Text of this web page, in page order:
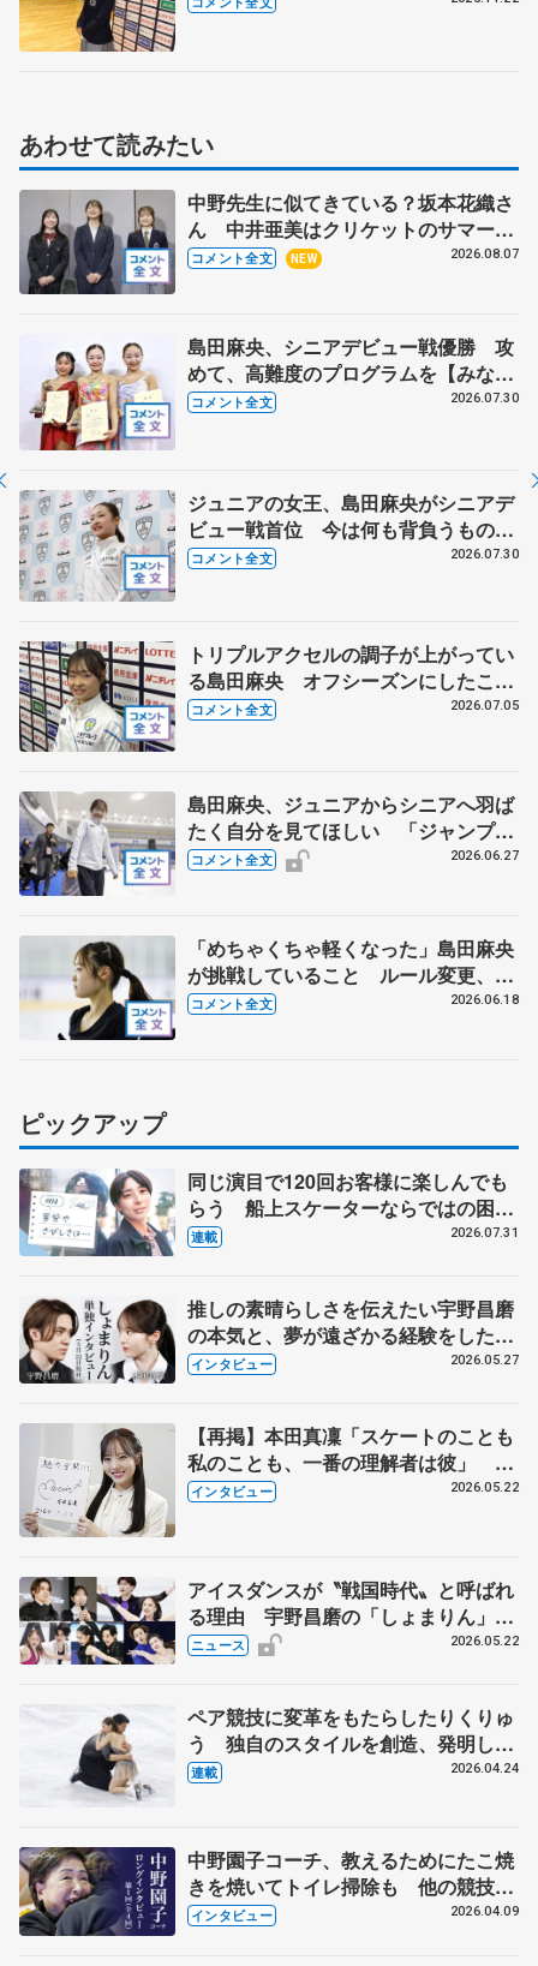
あわせて読みたい
中野先生に似てきている？坂本花織さ
ん 中井亜美はクリケットのサマーキ
ャンプに 島田麻央はたくさん試合に
コメント全文 NEW 2026.08.07
島田麻央、シニアデビュー戦優勝 攻
めて、高難度のプログラムを【みなと
アクルス杯フリー】
コメント全文 2026.07.30
ジュニアの女王、島田麻央がシニアデ
ビュー戦首位 今は何も背負うものが
ない【みなとアクルス杯ＳＰ】
コメント全文 2026.07.30
トリプルアクセルの調子が上がってい
る島田麻央 オフシーズンにしたこと
は... 【全日本シニア強化合宿】
コメント全文 2026.07.05
島田麻央、ジュニアからシニアへ羽ば
たく自分を見てほしい 「ジャンプば
っかりに意識がいっていたけど…」
コメント全文 2026.06.27
「めちゃくちゃ軽くなった」島田麻央
が挑戦していること ルール変更、長
所を伸ばし結果につなぐ 【木下グル
コメント全文 2026.06.18
ピックアップ
同じ演目で120回お客様に楽しんでも
らう 船上スケーターならではの困難
とは 影響あったPIW前キャプテン松
連載 2026.07.31
推しの素晴らしさを伝えたい宇野昌磨
の本気と、夢が遠ざかる経験をした本
田真凜の覚悟
インタビュー 2026.05.27
【再掲】本田真凜「スケートのことも
私のことも、一番の理解者は彼」 引
退時の単独インタビューで語った競技
インタビュー 2026.05.22
アイスダンスが〝戦国時代〟と呼ばれ
る理由 宇野昌磨の「しょまりん」ら
実力者が相次いで参戦 国内の競争激
ニュース 2026.05.22
ペア競技に変革をもたらしたりくりゅ
う 独自のスタイルを創造、発明した
【引退発表後②】
連載 2026.04.24
中野園子コーチ、教えるためにたこ焼
きを焼いてトイレ掃除も 他の競技に
も通用するという坂本花織の筋肉
インタビュー 2026.04.09